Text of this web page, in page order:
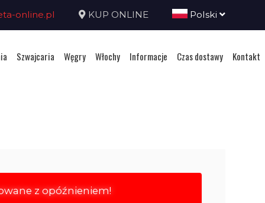
online.pl KUP ONLINE Polski
Szwajcaria Węgry Włochy Informacje Czas dostawy Kontakt
z opóźnieniem!